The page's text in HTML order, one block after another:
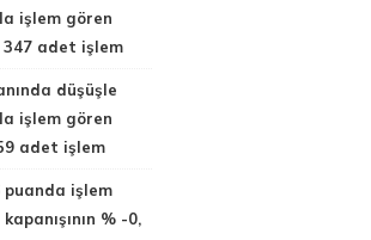
işlem gören
347 adet işlem
düşüşle
işlem gören
adet işlem
puanda işlem
% -0,